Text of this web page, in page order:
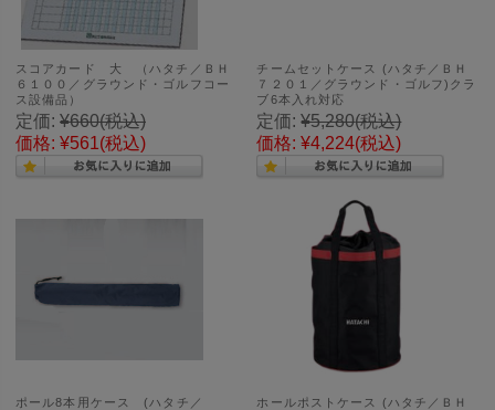
スコアカード 大 （ハタチ／ＢＨ
６１００／グラウンド・ゴルフコー
ス設備品）
定価: ¥660(税込)
価格: ¥561(税込)
チームセットケース (ハタチ／ＢＨ
７２０１／グラウンド・ゴルフ)クラ
ブ6本入れ対応
定価: ¥5,280(税込)
価格: ¥4,224(税込)
ポール8本用ケース (ハタチ／
ホールポストケース (ハタチ／ＢＨ